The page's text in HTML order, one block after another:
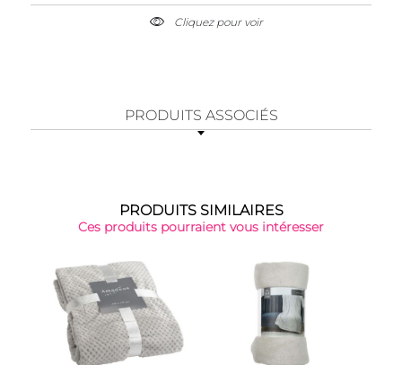
Cliquez pour voir
PRODUITS ASSOCIÉS
PRODUITS SIMILAIRES
Ces produits pourraient vous intéresser